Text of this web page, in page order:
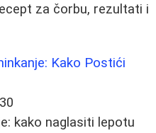
za čorbu, rezultati i
Kako Postići
kako naglasiti lepotu